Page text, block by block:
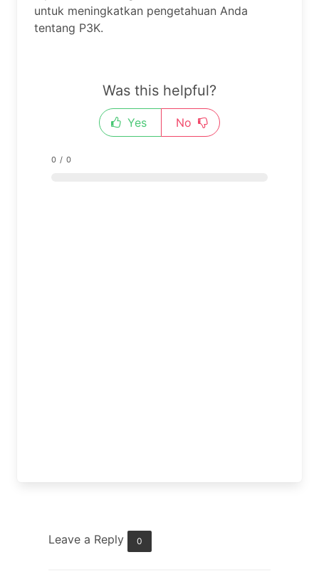
untuk meningkatkan pengetahuan Anda
tentang P3K.
Was this helpful?
Yes No
0 / 0
Leave a Reply 0